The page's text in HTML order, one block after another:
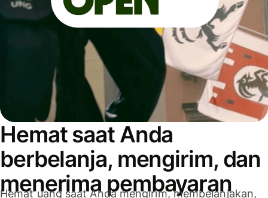
Hemat saat Anda
berbelanja, mengirim, dan
menerima pembayaran
Hemat uang saat Anda mengirim, membelanjakan,